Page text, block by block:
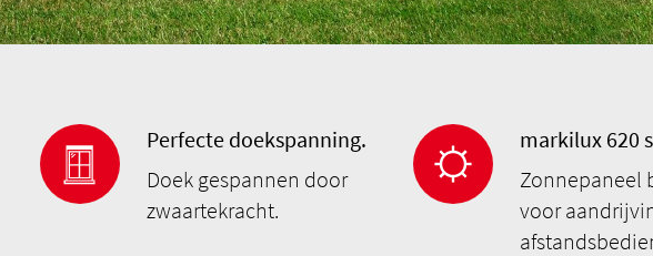
Perfecte doekspanning.
Doek gespannen door
zwaartekracht.
markilux 620
Zonnepaneel
voor